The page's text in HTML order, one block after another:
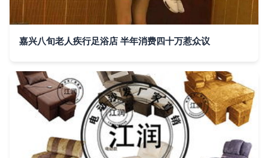
嘉兴八旬老人疾行足浴店 半年消费四十万惹众议